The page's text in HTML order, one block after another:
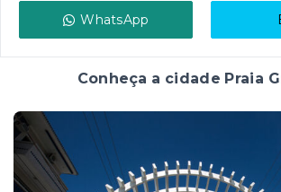
WhatsApp
Conheça a cidade Praia